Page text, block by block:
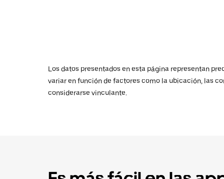
Los datos presentados en esta página representan
variar en función de factores como la ubicación, las
considerarse vinculante.